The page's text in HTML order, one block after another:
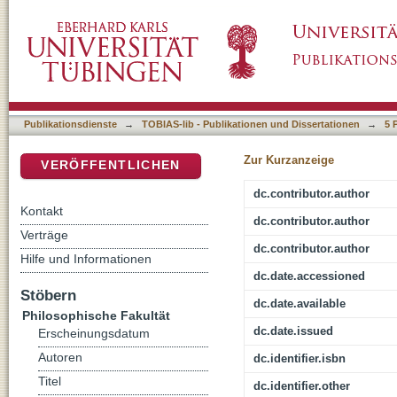
Publikationsdienste → TOBIAS-lib - Publikationen und Dissertationen → 5
Zur Kurzanzeige
dc.contributor.author
dc.contributor.author
dc.contributor.author
dc.date.accessioned
dc.date.available
dc.date.issued
dc.identifier.isbn
dc.identifier.other
VERÖFFENTLICHEN
Kontakt
Verträge
Hilfe und Informationen
Stöbern
Philosophische Fakultät
Erscheinungsdatum
Autoren
Titel